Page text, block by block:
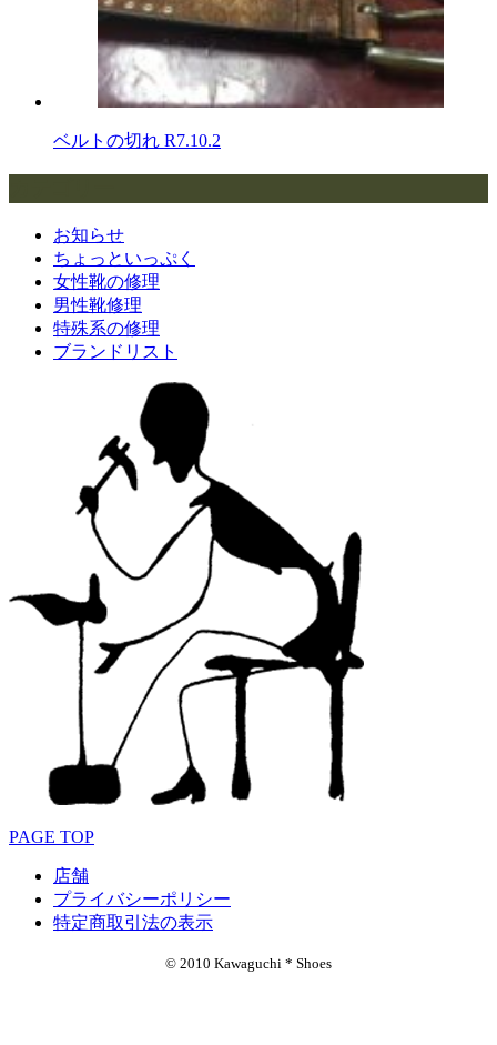
ベルトの切れ R7.10.2
お知らせ
ちょっといっぷく
女性靴の修理
男性靴修理
特殊系の修理
ブランドリスト
PAGE TOP
店舗
プライバシーポリシー
特定商取引法の表示
© 2010 Kawaguchi * Shoes